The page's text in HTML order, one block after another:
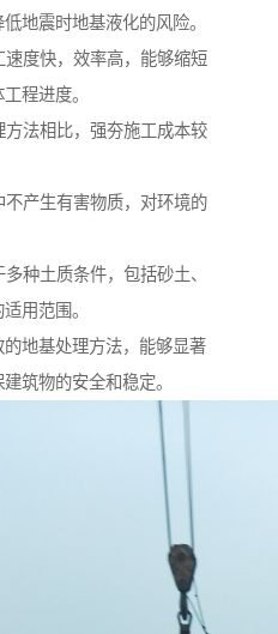
地震时地基液化的风险。
度快，效率高，能够缩短
程进度。
法相比，强夯施工成本较
产生有害物质，对环境的
种土质条件，包括砂土、
用范围。
地基处理方法，能够显著
筑物的安全和稳定。